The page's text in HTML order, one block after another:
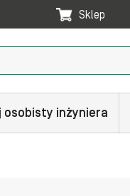
Sklep
osobisty inżyniera